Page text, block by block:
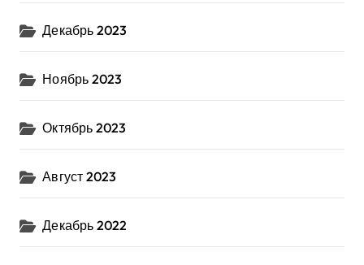
Декабрь 2023
Ноябрь 2023
Октябрь 2023
Август 2023
Декабрь 2022